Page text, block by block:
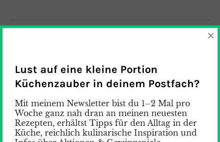
Lust auf eine kleine Portion
Küchenzauber in deinem Postfach?
Mit meinem Newsletter bist du 1–2 Mal pro
Woche ganz nah dran an meinen neuesten
Rezepten, erhältst Tipps für den Alltag in der
Küche, reichlich kulinarische Inspiration und
×